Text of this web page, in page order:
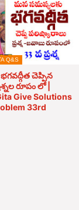
Q&S
చెప్పిన
రూపం లో |
Give Solutions
33rd